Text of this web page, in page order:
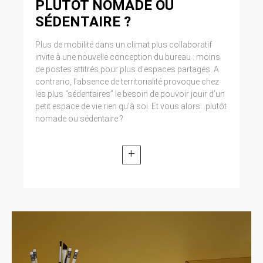
PLUTÔT NOMADE OU
SÉDENTAIRE ?
Plus de mobilité dans un climat plus collaboratif
invite à une nouvelle conception du bureau : moins
de postes attitrés pour plus d’espaces partagés. A
contrario, l’absence de territorialité provoque chez
les plus “sédentaires” le besoin de pouvoir jouir d’un
petit espace de vie rien qu’à soi. Et vous alors...plutôt
nomade ou sédentaire ?
+
modifiée par la loi n° 2004-801 du 6 août 2004
relative à l’informatique, aux fichiers et aux
libertés. Loi n° 2004-575 du 21 juin 2004 pour
la confiance dans l’économie numérique.
11. LEXIQUE.
Utilisateur : Internaute se connectant, utilisant
le site susnommé. Informations personnelles :
« les informations qui permettent, sous quelque
forme que ce soit, directement ou non,
auxquelles elles s’appliquent » (article 4 de la
loi n° 78-17 du 6 janvier 1978).